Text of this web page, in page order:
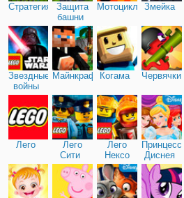
Стратегия
Защита
башни
МотоциклыЗмейка
Звездные
войны
МайнкрафтКогама Червячки
Лего
Лего
Сити
Лего
Нексо
Найтс
Принцессы
Диснея